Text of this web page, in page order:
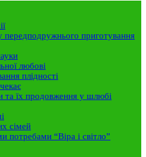
передподружнього приготування
любові
плідності
та їх продовження у шлюбі
сімей
потребами “Віра і світло”